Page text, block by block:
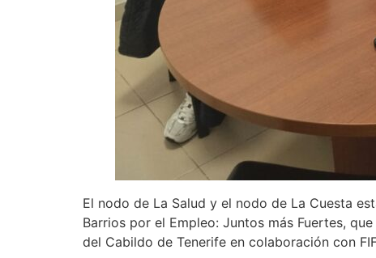
El nodo de La Salud y el nodo de La Cuesta
Barrios por el Empleo: Juntos más Fuertes,
del Cabildo de Tenerife en colaboración con